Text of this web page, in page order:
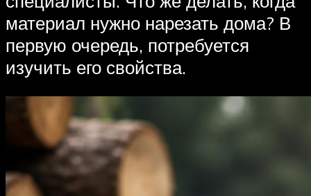
материал нужно нарезать дома? В
первую очередь, потребуется
изучить его свойства.